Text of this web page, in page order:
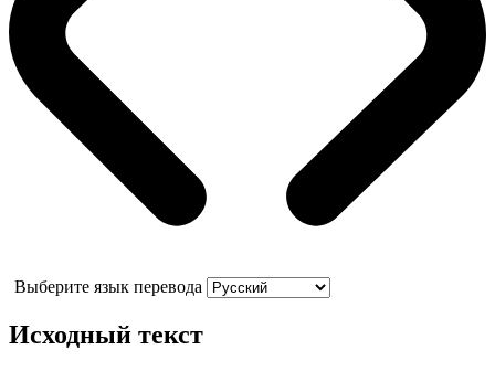
Выберите язык перевода
Исходный текст